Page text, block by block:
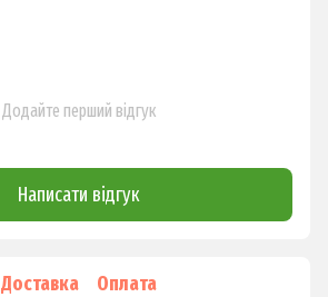
Додайте перший відгук
Написати відгук
Доставка Оплата